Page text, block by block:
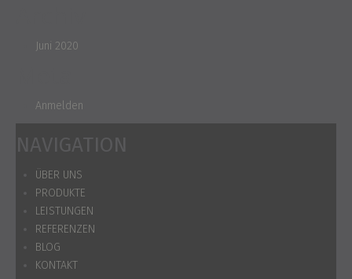
Juni 2020
Anmelden
NAVIGATION
ÜBER UNS
PRODUKTE
LEISTUNGEN
REFERENZEN
BLOG
KONTAKT